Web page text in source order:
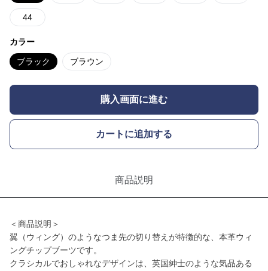
44
カラー
ブラック ブラウン
購入画面に進む
カートに追加する
商品説明
＜商品説明＞
翼（ウィング）のようなつま先の切り替えが特徴的な、本革ウィ
ングチップブーツです。
クラシカルでおしゃれなデザインは、英国紳士のような気品ある